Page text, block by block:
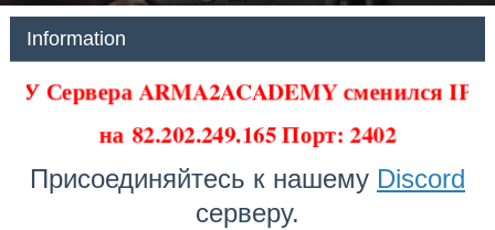
Information
У Сервера ARMA2ACADEMY сменился IP
на82.202.249.165 Порт: 2402
Присоединяйтесь к нашему Discord
серверу.